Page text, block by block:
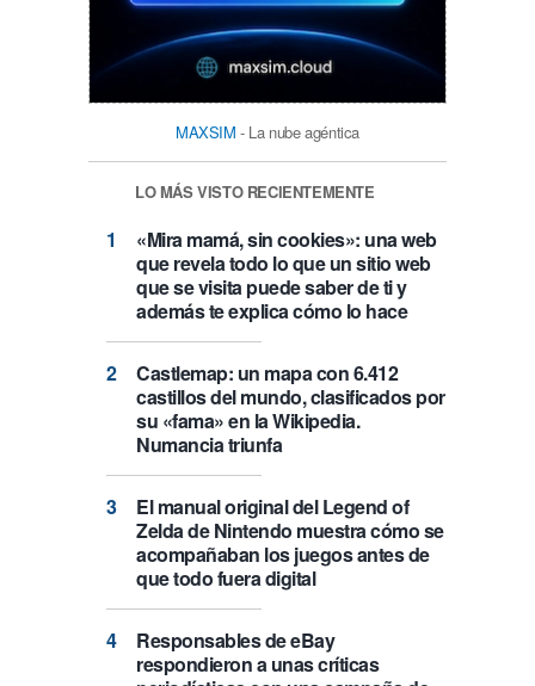
MAXSIM - La nube agéntica
LO MÁS VISTO RECIENTEMENTE
«Mira mamá, sin cookies»: una web
que revela todo lo que un sitio web
que se visita puede saber de ti y
además te explica cómo lo hace
Castlemap: un mapa con 6.412
castillos del mundo, clasificados por
su «fama» en la Wikipedia.
Numancia triunfa
El manual original del Legend of
Zelda de Nintendo muestra cómo se
acompañaban los juegos antes de
que todo fuera digital
Responsables de eBay
respondieron a unas críticas